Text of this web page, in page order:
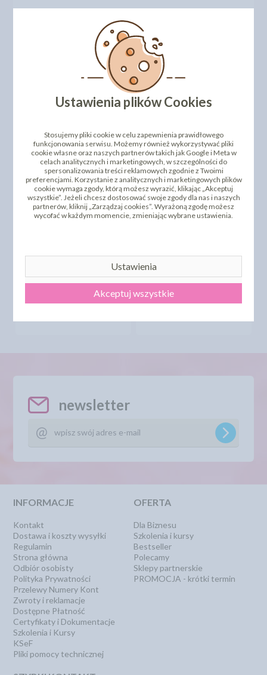
Numer katalogowy: 5050830
W naszym asortymencie posiadamy szeroką gamę
barwników w proszku . Polecamy również inne kolory!
DODAJ SWOJĄ OPINIĘ
PRODUKTY PODOBNE
INNI KLIENCI KUPILI TEŻ
BARWNIK W PROSZKU
9,10 zł
BARWNIK W PROSZKU
cena:
newsletter
INFORMACJE
Kontakt
Dostawa i koszty wysyłki
Regulamin
Strona główna
Odbiór osobisty
Polityka Prywatności
Przelewy Numery Kont
Zwroty i reklamacje
Dostępne Płatność
Certyfikaty i Dokumentacje
Szkolenia i Kursy
KSeF
Pliki pomocy technicznej
OFERTA
Dla Biznesu
Szkolenia i kursy
Bestseller
Polecamy
Sklepy partnerskie
PROMOCJA - krótki termin
Ustawienia plików Cookies
Stosujemy pliki cookie w celu zapewnienia prawidłowego
funkcjonowania serwisu. Możemy również wykorzystywać pliki
cookie własne oraz naszych partnerów takich jak Google i Meta w
celach analitycznych i marketingowych, w szczególności do
spersonalizowania treści reklamowych zgodnie z Twoimi
preferencjami. Korzystanie z analitycznych i marketingowych plików
cookie wymaga zgody, którą możesz wyrazić, klikając „Akceptuj
wszystkie”. Jeżeli chcesz dostosować swoje zgody dla nas i naszych
partnerów, kliknij „Zarządzaj cookies”. Wyrażoną zgodę możesz
wycofać w każdym momencie, zmieniając wybrane ustawienia.
Ustawienia
Akceptuj wszystkie